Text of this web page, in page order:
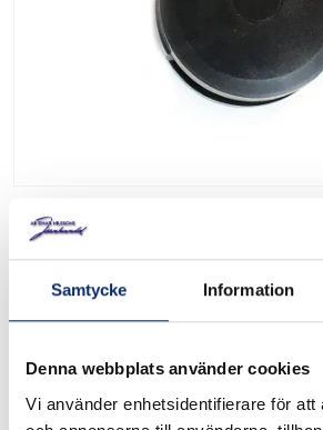
Samtycke Information
Denna webbplats använder cookies
Vi använder enhetsidentifierare för att
Hjul till Broil
Art. nr:10892